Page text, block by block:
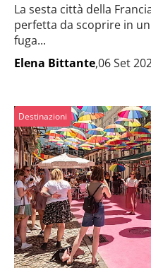
La sesta città della
perfetta da scoprire in
fuga...
Elena Bittante,06 Set
Destinazioni